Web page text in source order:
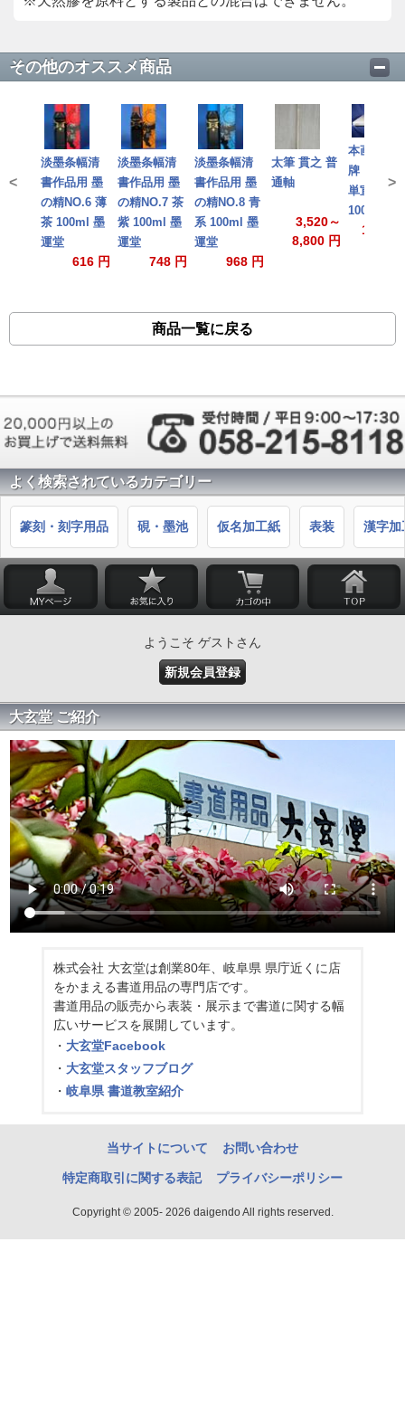
その他のオススメ商品
淡墨条幅清
書作品用 墨
の精NO.6 薄
茶 100ml 墨
運堂
616 円
淡墨条幅清
書作品用 墨
の精NO.7 茶
紫 100ml 墨
運堂
748 円
淡墨条幅清
書作品用 墨
の精NO.8 青
系 100ml 墨
運堂
968 円
太筆 貫之 普
通軸
3,520～
8,800 円
本画仙 紅
牌 四尺棉
単宣 半切
100枚/反
17,600
< >
商品一覧に戻る
よく検索されているカテゴリー
篆刻・刻字用品 硯・墨池 仮名加工紙 表装 漢字加
ようこそ ゲストさん
新規会員登録
大玄堂 ご紹介
株式会社 大玄堂は創業80年、岐阜県 県庁近くに店
をかまえる書道用品の専門店です。
書道用品の販売から表装・展示まで書道に関する幅
広いサービスを展開しています。
・ 大玄堂Facebook
・ 大玄堂スタッフブログ
・ 岐阜県 書道教室紹介
当サイトについて お問い合わせ
特定商取引に関する表記 プライバシーポリシー
Copyright © 2005- 2026 daigendo All rights reserved.